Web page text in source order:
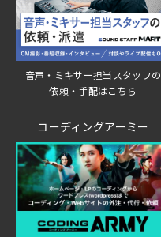
音声・ミキサー担当スタッフの
依頼・手配はこちら
コーディングアーミー